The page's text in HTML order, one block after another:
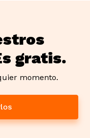
gratis.
momento.